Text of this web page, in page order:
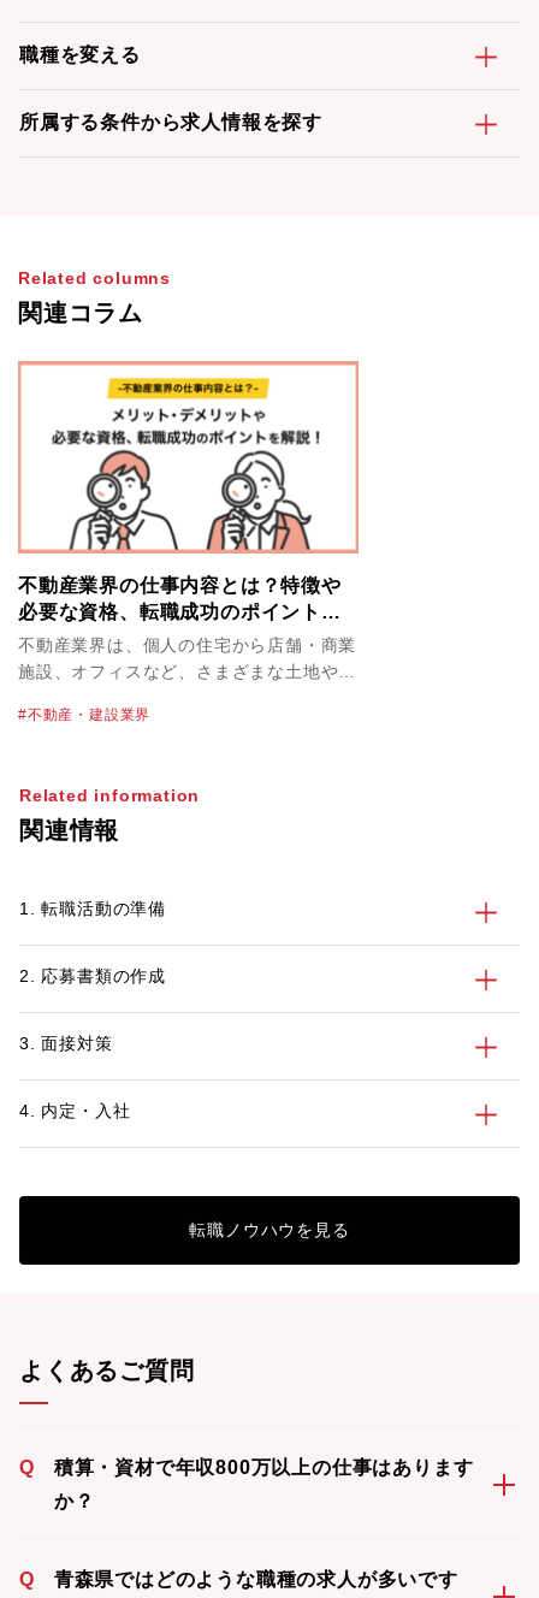
職種を変える
所属する条件から求人情報を探す
Related columns
関連コラム
不動産業界の仕事内容とは？特徴や
必要な資格、転職成功のポイントを
解説！
不動産業界は、個人の住宅から店舗・商業
施設、オフィスなど、さまざまな土地や建
単価は高く、必然的に大きな案件を扱うこ
職で不動産業界を目指すにあたって、仕事
内容や必要なスキルを正しく知っておきた
て、業界の特徴や主な仕事内容、不動産業
します。
不動産・建設業界
Related information
関連情報
1. 転職活動の準備
2. 応募書類の作成
3. 面接対策
4. 内定・入社
転職ノウハウを見る
よくあるご質問
Q
積算・資材で年収800万以上の仕事はあります
か？
Q
青森県ではどのような職種の求人が多いです